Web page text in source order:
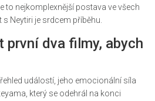
to nejkomplexnější postava ve všech
Neytiri je srdcem příběhu.
první dva filmy, abych
událostí, jeho emocionální síla
který se odehrál na konci